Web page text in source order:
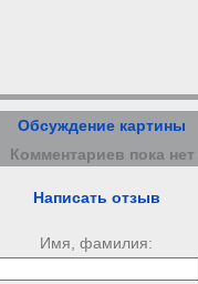
Обсуждение картины
Комментариев пока нет
Написать отзыв
Имя, фамилия: